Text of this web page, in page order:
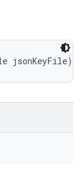
jsonKeyFile)